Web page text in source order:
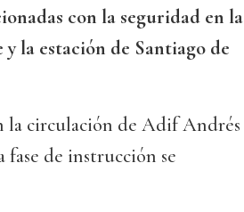
con la seguridad en la
la estación de Santiago de
la circulación de Adif Andrés
de instrucción se